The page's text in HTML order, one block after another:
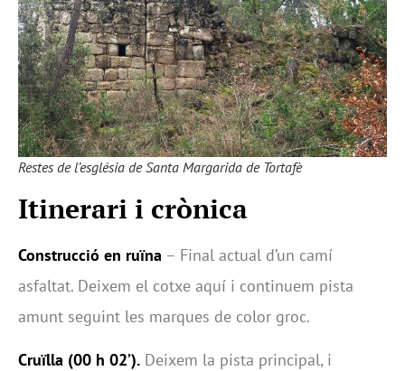
Restes de l’església de Santa Margarida de Tortafè
Itinerari i crònica
Construcció en ruïna – Final actual d’un camí
asfaltat. Deixem el cotxe aquí i continuem pista
amunt seguint les marques de color groc.
Cruïlla (00 h 02’). Deixem la pista principal, i